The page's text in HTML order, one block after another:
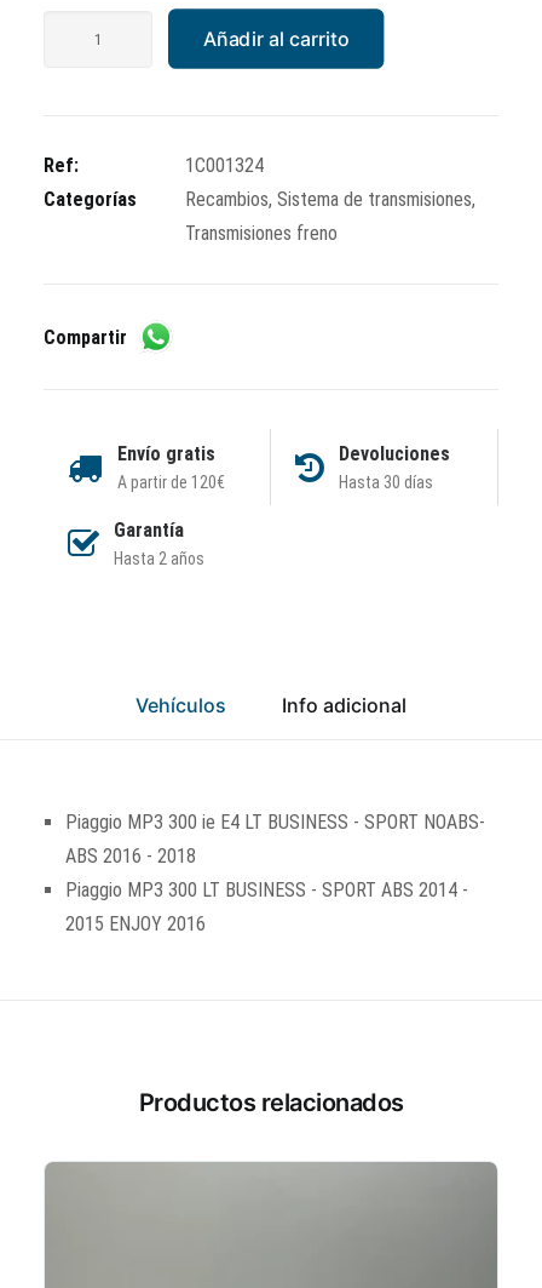
Añadir al carrito
Ref:
1C001324
Categorías
Recambios, Sistema de transmisiones,
Transmisiones freno
Compartir
Envío gratis
A partir de 120€
Devoluciones
Hasta 30 días
Garantía
Hasta 2 años
Vehículos Info adicional
Piaggio MP3 300 ie E4 LT BUSINESS - SPORT NOABS-
ABS 2016 - 2018
Piaggio MP3 300 LT BUSINESS - SPORT ABS 2014 -
2015 ENJOY 2016
Productos relacionados